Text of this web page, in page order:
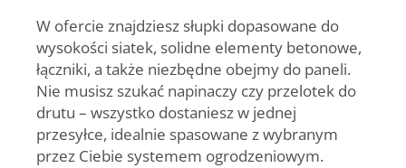
W ofercie znajdziesz słupki dopasowane do
wysokości siatek, solidne elementy betonowe,
łączniki, a także niezbędne obejmy do paneli.
Nie musisz szukać napinaczy czy przelotek do
drutu – wszystko dostaniesz w jednej
przesyłce, idealnie spasowane z wybranym
przez Ciebie systemem ogrodzeniowym.